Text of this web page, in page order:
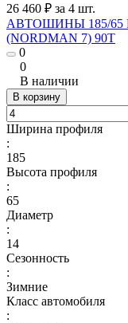
26 460 ₽ за 4 шт.
АВТОШИНЫ 185/65
(NORDMAN 7) 90T
0
0
В наличии
В корзину
Ширина профиля
:
185
Высота профиля
:
65
Диаметр
:
14
Сезонность
:
Зимние
Класс автомобиля
: